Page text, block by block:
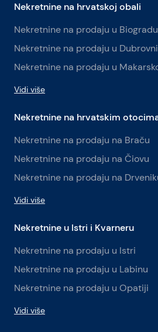
Nekretnine na hrvatskoj obali
Nekretnine na prodaju u
Nekretnine na prodaju u
Nekretnine na prodaju u
Vidi više
Nekretnine na hrvatskim
Nekretnine na prodaju na Braču
Nekretnine na prodaju na Čiovu
Nekretnine na prodaju na
Vidi više
Nekretnine u Istri i Kvarneru
Nekretnine na prodaju u Istri
Nekretnine na prodaju u Labinu
Nekretnine na prodaju u Opatiji
Vidi više